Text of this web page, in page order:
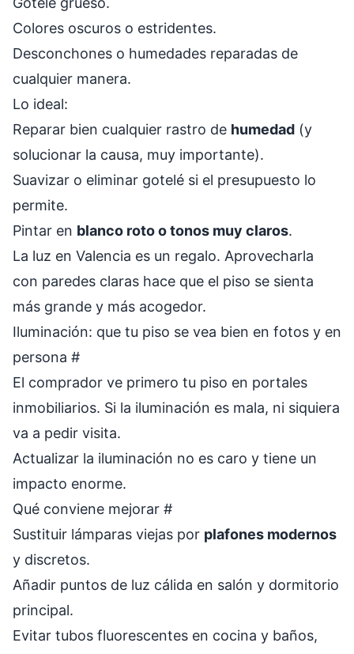
Colores oscuros o estridentes.
Desconchones o humedades reparadas de
cualquier manera.
Lo ideal:
Reparar bien cualquier rastro de humedad (y
solucionar la causa, muy importante).
Suavizar o eliminar gotelé si el presupuesto lo
permite.
Pintar en blanco roto o tonos muy claros.
La luz en Valencia es un regalo. Aprovecharla
con paredes claras hace que el piso se sienta
más grande y más acogedor.
Iluminación: que tu piso se vea bien en fotos y en
persona #
El comprador ve primero tu piso en portales
inmobiliarios. Si la iluminación es mala, ni siquiera
va a pedir visita.
Actualizar la iluminación no es caro y tiene un
impacto enorme.
Qué conviene mejorar #
Sustituir lámparas viejas por plafones modernos
y discretos.
Añadir puntos de luz cálida en salón y dormitorio
principal.
Evitar tubos fluorescentes en cocina y baños,